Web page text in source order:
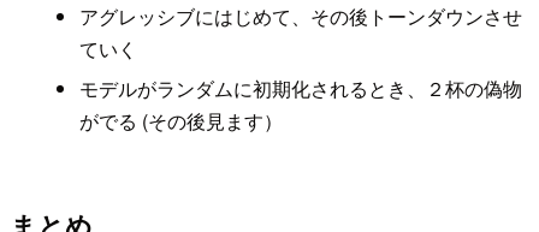
アグレッシブにはじめて、その後トーンダウンさせ
ていく
モデルがランダムに初期化されるとき、２杯の偽物
がでる (その後見ます）